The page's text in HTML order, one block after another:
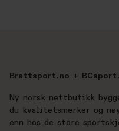
Brattsport.no +
Ny norsk nettbutikk
du kvalitetsmerker og
enn hos de store